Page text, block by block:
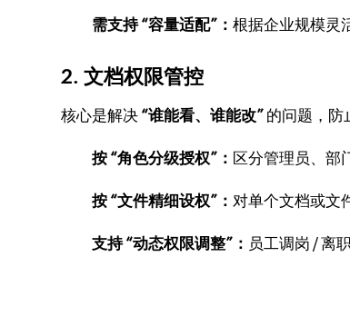
需支持 “容量适配”：根据企业规模灵
2. 文档权限管控
核心是解决 “谁能看、谁能改” 的问题，防
按 “角色分级授权”： 区分管理员、部
按 “文件精细设权”：对单个文档或文
支持 “动态权限调整”： 员工调岗 / 离